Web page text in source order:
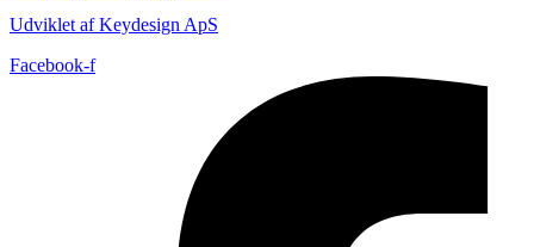
Udviklet af Keydesign ApS
Facebook-f